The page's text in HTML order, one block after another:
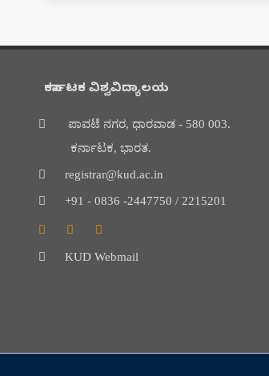
ಕರ್ನಾಟಕ ವಿಶ್ವವಿದ್ಯಾಲಯ
ಪಾವಟೆ ನಗರ, ಧಾರವಾಡ - 580 003.
ಕರ್ನಾಟಕ, ಭಾರತ.
registrar@kud.ac.in
+91 - 0836 -2447750 / 2215201
KUD Webmail